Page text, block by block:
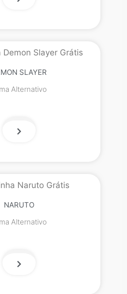
SLAYER
Alternativo
NARUTO
Alternativo